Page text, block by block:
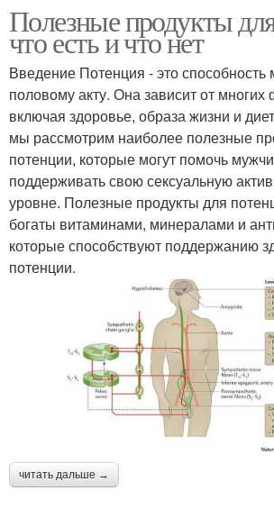
Полезные продукты
что есть и что нет
Введение Потенция - это
половому акту. Она зависит от многих
включая здоровье, образа жизни и
мы рассмотрим наиболее полезные
потенции, которые могут помочь
поддерживать свою сексуальную
уровне. Полезные продукты для
богаты витаминами, минералами и
которые способствуют поддержанию
потенции.
читать дальше →